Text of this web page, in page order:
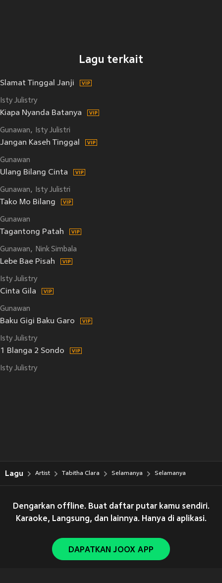
Lagu terkait
Slamat Tinggal Janji
Isty Julistry
Kiapa Nyanda Batanya
Gunawan Isty Julistri
Jangan Kaseh Tinggal
Gunawan
Ulang Bilang Cinta
Gunawan Isty Julistri
Tako Mo Bilang
Gunawan
Tagantong Patah
Gunawan Nink Simbala
Lebe Bae Pisah
Isty Julistry
Cinta Gila
Gunawan
Baku Gigi Baku Garo
Isty Julistry
1 Blanga 2 Sondo
Isty Julistry
Lagu Artist Tabitha Clara Selamanya Selamanya
Dengarkan offline. Buat daftar putar kamu sendiri.
Karaoke, Langsung, dan lainnya. Hanya di aplikasi.
DAPATKAN JOOX APP